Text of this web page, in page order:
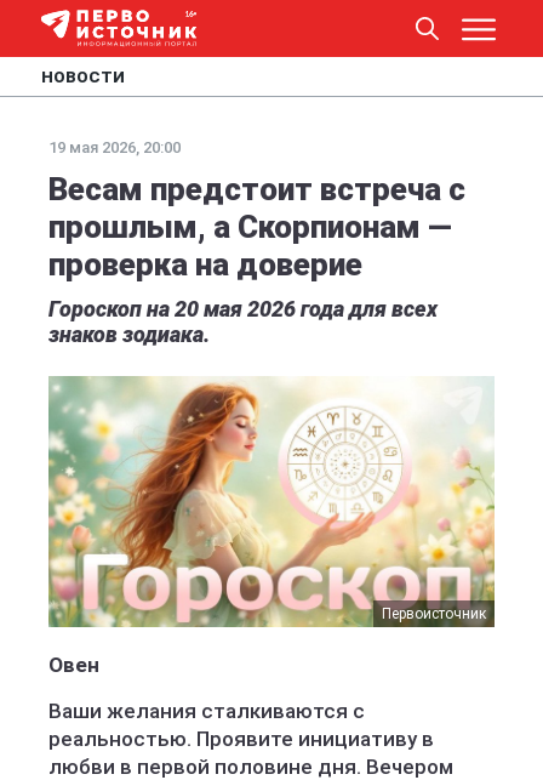
НОВОСТИ
19 мая 2026, 20:00
Весам предстоит встреча с
прошлым, а Скорпионам —
проверка на доверие
Гороскоп на 20 мая 2026 года для всех
знаков зодиака.
Первоисточник
Овен
Ваши желания сталкиваются с
реальностью. Проявите инициативу в
любви в первой половине дня. Вечером